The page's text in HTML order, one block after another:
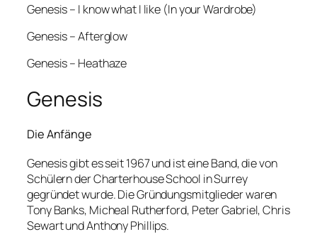
Genesis – I know what I like (In your Wardrobe)
Genesis – Afterglow
Genesis – Heathaze
Genesis
Die Anfänge
Genesis gibt es seit 1967 und ist eine Band, die von
Schülern der Charterhouse School in Surrey
gegründet wurde. Die Gründungsmitglieder waren
Tony Banks, Micheal Rutherford, Peter Gabriel, Chris
Sewart und Anthony Phillips.